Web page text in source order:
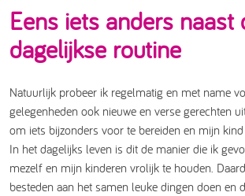
Eens iets anders naast
dagelijkse routine
Natuurlijk probeer ik regelmatig en met name
gelegenheden ook nieuwe en verse gerechten
om iets bijzonders voor te bereiden en mijn
In het dagelijks leven is dit de manier die ik
mezelf en mijn kinderen vrolijk te houden.
besteden aan het samen leuke dingen doen en